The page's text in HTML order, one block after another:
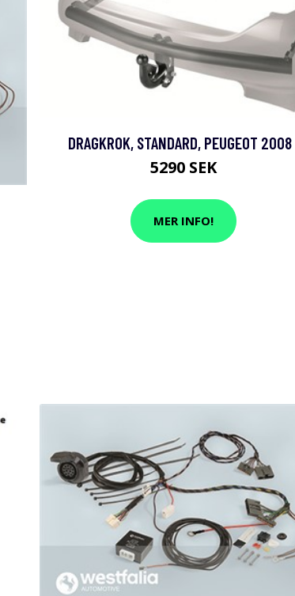
DRAGKROK, STANDARD, PEUGEOT
5290 SEK
MER INFO!